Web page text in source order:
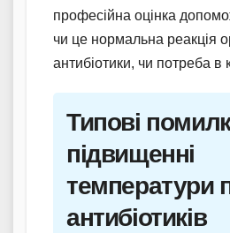
професійна оцінка
чи це нормальна реакція
антибіотики, чи потреба в
Типові
підвищенні
температури
антибіотиків